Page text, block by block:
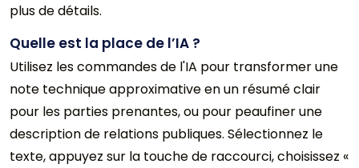
plus de détails.
Quelle est la place de l’IA ?
Utilisez les commandes de l'IA pour transformer une
note technique approximative en un résumé clair
pour les parties prenantes, ou pour peaufiner une
description de relations publiques. Sélectionnez le
texte, appuyez sur la touche de raccourci, choisissez «